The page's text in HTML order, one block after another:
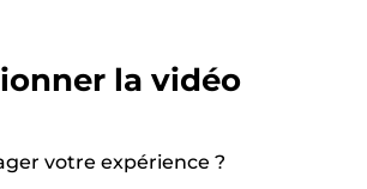
la vidéo
votre expérience ?